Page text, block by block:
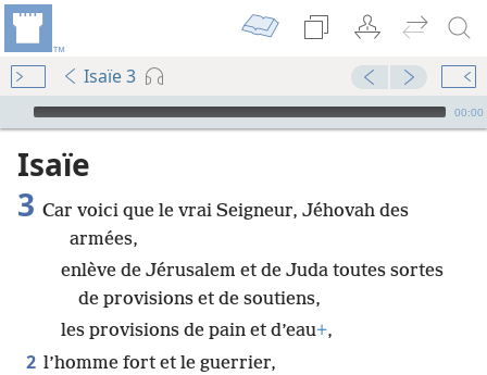
Isaïe 3
Audio Player
00:00
Isaïe
3 Car voici que le vrai Seigneur, Jéhovah des
armées,
enlève de Jérusalem et de Juda toutes sortes
de provisions et de soutiens,
les provisions de pain et d’eau+,
2 l’homme fort et le guerrier,